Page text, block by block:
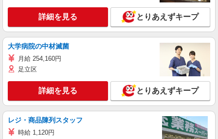
詳細を見る とりあえずキープ
大学病院の中材滅菌
月給 254,160円
足立区
詳細を見る とりあえずキープ
レジ・商品陳列スタッフ
時給 1,120円